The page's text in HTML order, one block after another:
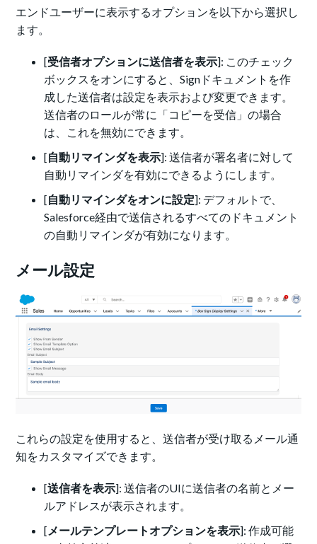
エンドユーザーに表示するオプションを以下から選択し
ます。
[受信者オプションに送信者を表示]: このチェック
ボックスをオンにすると、Signドキュメントを作
成した送信者は設定を表示および変更できます。
送信者のロールが常に「コピーを受信」の場合
は、これを無効にできます。
[自動リマインダを表示]: 送信者が署名者に対して
自動リマインダを有効にできるようにします。
[自動リマインダをオンに設定]: デフォルトで、
Salesforce経由で送信されるすべてのドキュメント
の自動リマインダが有効になります。
メール設定
これらの設定を使用すると、送信者が受け取るメール通
知をカスタマイズできます。
[送信者を表示]: 送信者のUIに送信者の名前とメー
ルアドレスが表示されます。
[ メールテンプレートオプションを表示]: 作成可能